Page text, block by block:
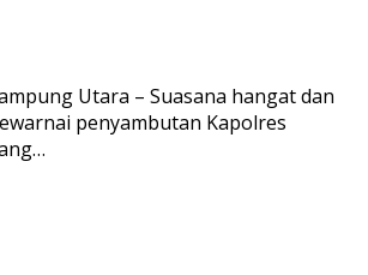
Utara – Suasana hangat dan
penyambutan Kapolres